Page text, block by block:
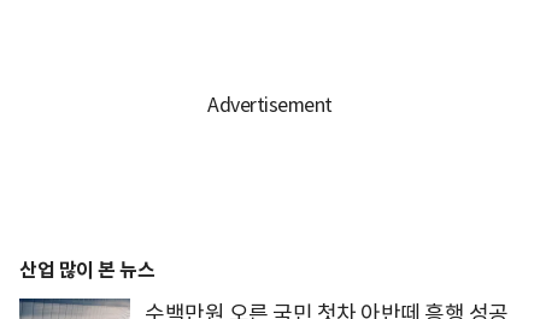
산업 많이 본 뉴스